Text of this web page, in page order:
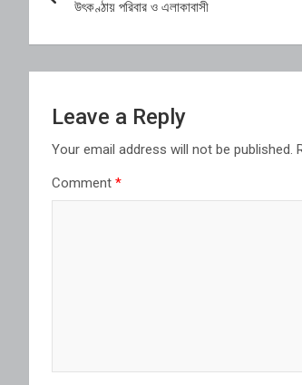
উৎকণ্ঠায় পরিবার ও এলাকাবাসী
Leave a Reply
Your email address will not be published.
Comment *